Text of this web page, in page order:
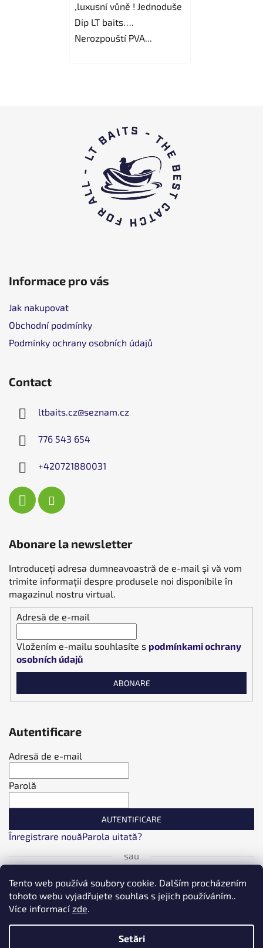
Tento web používá soubory cookie. Dalším procházením
tohoto webu vyjadřujete souhlas s jejich používáním..
Více informacízde.
Setări
,luxusní vůně ! Jednoduše
Dip LT baits….
Nerozpouští PVA...
Informace pro vás
Jak nakupovat
Obchodní podmínky
Podmínky ochrany osobních údajů
Contact
ltbaits.cz@seznam.cz
776 543 654
+420721880031
Abonare la newsletter
Introduceţi adresa dumneavoastră de e-mail şi vă vom
trimite informaţii despre produsele noi disponibile în
magazinul nostru virtual.
Adresă de e-mail
Vložením e-mailu souhlasíte s podmínkami ochrany
osobních údajů
ABONARE
Autentificare
Adresă de e-mail
Parolă
AUTENTIFICARE
Înregistrare nouăParola uitată?
sau
Autentificare cu Facebook
Conectați-vă prin Seznam